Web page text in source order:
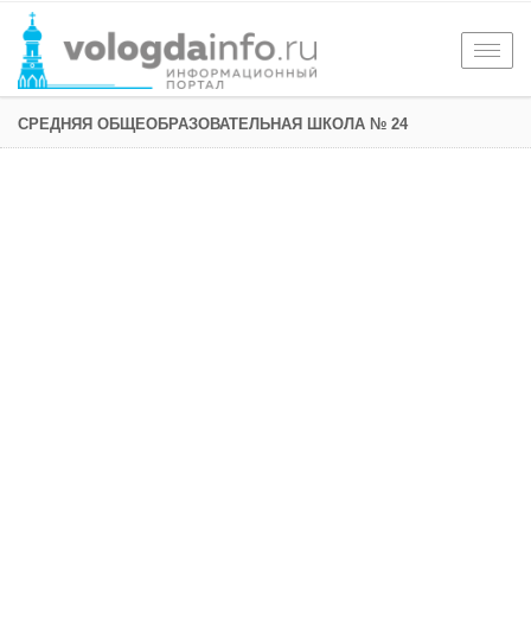
СРЕДНЯЯ ОБЩЕОБРАЗОВАТЕЛЬНАЯ ШКОЛА № 24